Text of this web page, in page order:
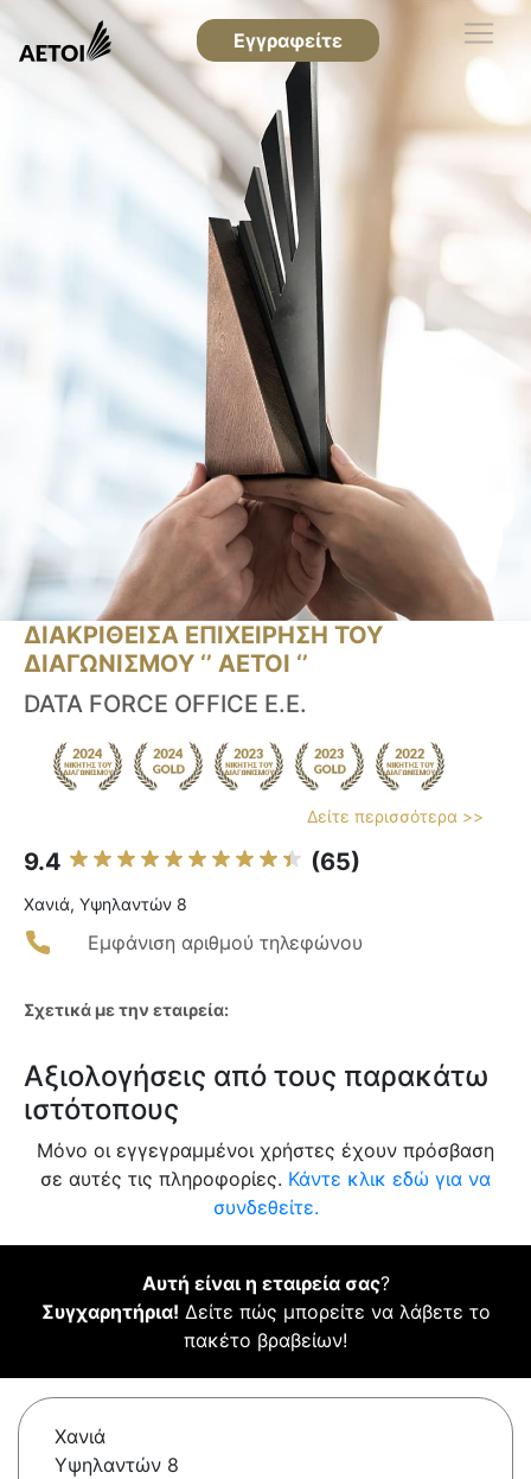
Εγγραφείτε
ΔΙΑΚΡΙΘΕΙΣΑ ΕΠΙΧΕΙΡΗΣΗ ΤΟΥ
ΔΙΑΓΩΝΙΣΜΟΥ ‘’ ΑΕΤΟΙ ‘’
DATA FORCE OFFICE Ε.Ε.
Δείτε περισσότερα >>
9.4 (65)
Χανιά, Υψηλαντών 8
Εμφάνιση αριθμού τηλεφώνου
Σχετικά με την εταιρεία:
Αξιολογήσεις από τους παρακάτω
ιστότοπους
Μόνο οι εγγεγραμμένοι χρήστες έχουν πρόσβαση
σε αυτές τις πληροφορίες. Κάντε κλικ εδώ για να
συνδεθείτε.
Αυτή είναι η εταιρεία σας?
Συγχαρητήρια! Δείτε πώς μπορείτε να λάβετε το
πακέτο βραβείων!
Χανιά
Υψηλαντών 8